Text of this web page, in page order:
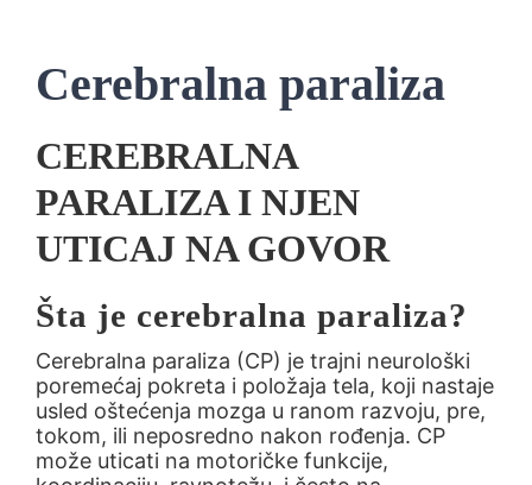
Progovorilica
Cenovnik
Blog
Kontakt
Cerebralna paraliza
CEREBRALNA
PARALIZA I NJEN
UTICAJ NA GOVOR
Šta je cerebralna paraliza?
Cerebralna paraliza (CP) je trajni neurološki
poremećaj pokreta i položaja tela, koji nastaje
usled oštećenja mozga u ranom razvoju, pre,
tokom, ili neposredno nakon rođenja. CP
može uticati na motoričke funkcije,